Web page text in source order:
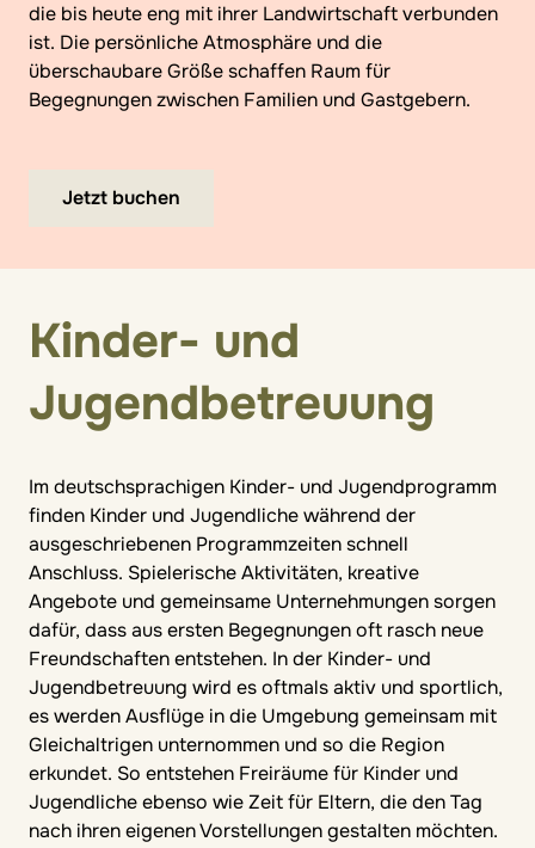
die bis heute eng mit ihrer Landwirtschaft verbunden
ist. Die persönliche Atmosphäre und die
überschaubare Größe schaffen Raum für
Begegnungen zwischen Familien und Gastgebern.
Jetzt buchen
Kinder- und
Jugendbetreuung
Im deutschsprachigen Kinder- und Jugendprogramm
finden Kinder und Jugendliche während der
ausgeschriebenen Programmzeiten schnell
Anschluss. Spielerische Aktivitäten, kreative
Angebote und gemeinsame Unternehmungen sorgen
dafür, dass aus ersten Begegnungen oft rasch neue
Freundschaften entstehen. In der Kinder- und
Jugendbetreuung wird es oftmals aktiv und sportlich,
es werden Ausflüge in die Umgebung gemeinsam mit
Gleichaltrigen unternommen und so die Region
erkundet. So entstehen Freiräume für Kinder und
Jugendliche ebenso wie Zeit für Eltern, die den Tag
nach ihren eigenen Vorstellungen gestalten möchten.